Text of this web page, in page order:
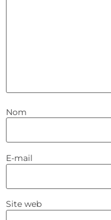
Nom
E-mail
Site web